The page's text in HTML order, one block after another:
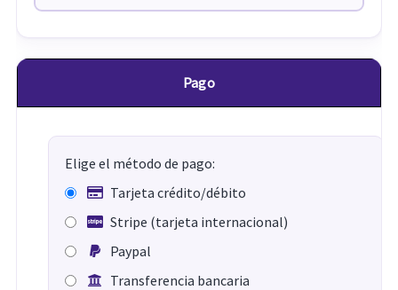
Pago
Elige el método de pago:
Tarjeta crédito/débito
Stripe (tarjeta internacional)
Paypal
Transferencia bancaria